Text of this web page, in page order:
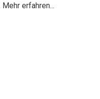
Mehr erfahren...